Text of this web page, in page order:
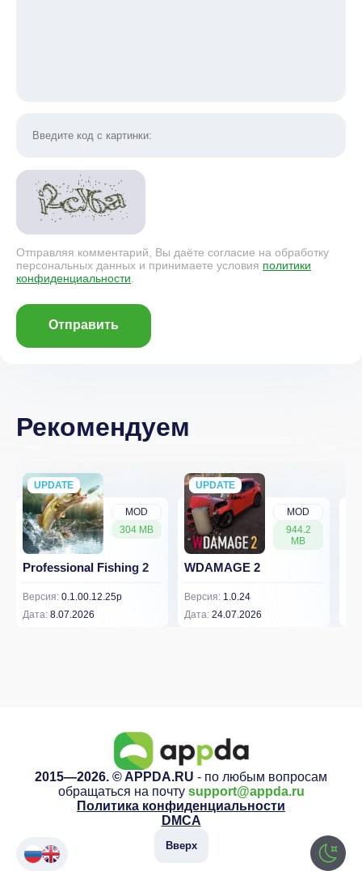
Отправляя комментарий, Вы даёте согласие на обработку
персональных данных и принимаете условия политики
конфиденциальности.
Отправить
Рекомендуем
MOD
304 MB
UPDATE
NEW
Professional Fishing 2
Версия: 0.1.00.12.25p
Дата: 8.07.2026
MOD
944.2
MB
UPDATE
NEW
WDAMAGE 2
Версия: 1.0.24
Дата: 24.07.2026
2015—2026. © APPDA.RU - по любым вопросам
обращаться на почту support@appda.ru
Политика конфиденциальности
DMCA
Вверх